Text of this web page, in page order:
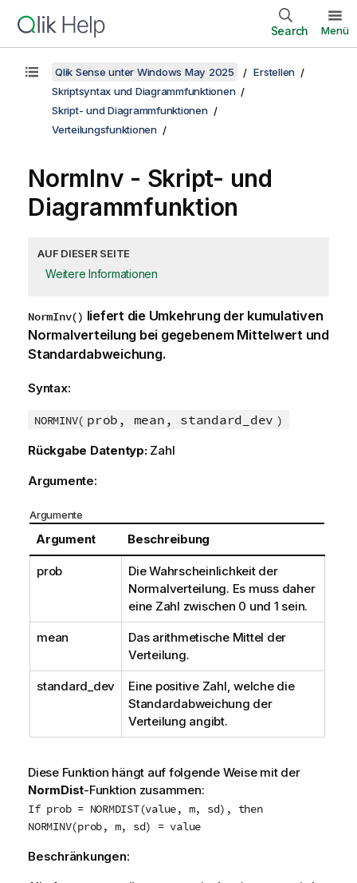
Search Menü
Qlik Sense unter Windows May 2025
Erstellen
Skriptsyntax und Diagrammfunktionen
Skript- und Diagrammfunktionen
Verteilungsfunktionen
NormInv - Skript- und
Diagrammfunktion
AUF DIESER SEITE
Weitere Informationen
NormInv() liefert die Umkehrung der kumulativen
Normalverteilung bei gegebenem Mittelwert und
Standardabweichung.
Syntax:
NORMINV( prob, mean, standard_dev )
Rückgabe Datentyp: Zahl
Argumente:
Argumente
Argument Beschreibung
prob
Die Wahrscheinlichkeit der
Normalverteilung. Es muss daher
eine Zahl zwischen 0 und 1 sein.
mean
Das arithmetische Mittel der
Verteilung.
standard_dev
Eine positive Zahl, welche die
Standardabweichung der
Verteilung angibt.
Diese Funktion hängt auf folgende Weise mit der
NormDist-Funktion zusammen:
If prob = NORMDIST(value, m, sd), then
NORMINV(prob, m, sd) = value
Beschränkungen: